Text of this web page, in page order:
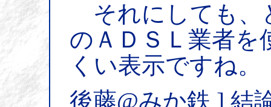
それにしても、
のＡＤＳＬ業者を
くい表示ですね。
後藤@みか鉄 ] 結